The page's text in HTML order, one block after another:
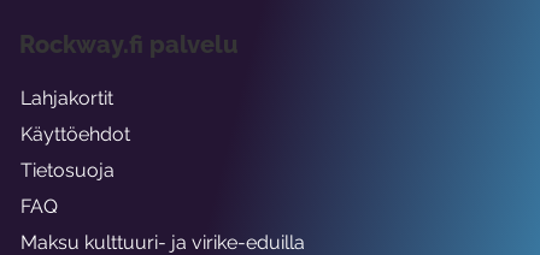
Rockway.fi palvelu
Lahjakortit
Käyttöehdot
Tietosuoja
FAQ
Maksu kulttuuri- ja virike-eduilla